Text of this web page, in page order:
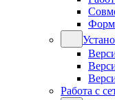
Работа с